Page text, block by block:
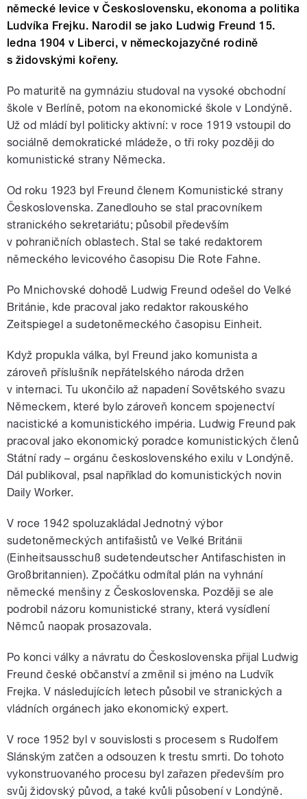
německé levice v Československu, ekonoma a politika
Ludvíka Frejku. Narodil se jako Ludwig Freund 15.
ledna 1904 v Liberci, v německojazyčné rodině
s židovskými kořeny.
Po maturitě na gymnáziu studoval na vysoké obchodní
škole v Berlíně, potom na ekonomické škole v Londýně.
Už od mládí byl politicky aktivní: v roce 1919 vstoupil do
sociálně demokratické mládeže, o tři roky později do
komunistické strany Německa.
Od roku 1923 byl Freund členem Komunistické strany
Československa. Zanedlouho se stal pracovníkem
stranického sekretariátu; působil především
v pohraničních oblastech. Stal se také redaktorem
německého levicového časopisu Die Rote Fahne.
Po Mnichovské dohodě Ludwig Freund odešel do Velké
Británie, kde pracoval jako redaktor rakouského
Zeitspiegel a sudetoněmeckého časopisu Einheit.
Když propukla válka, byl Freund jako komunista a
zároveň příslušník nepřátelského národa držen
v internaci. Tu ukončilo až napadení Sovětského svazu
Německem, které bylo zároveň koncem spojenectví
nacistické a komunistického impéria. Ludwig Freund pak
pracoval jako ekonomický poradce komunistických členů
Státní rady – orgánu československého exilu v Londýně.
Dál publikoval, psal například do komunistických novin
Daily Worker.
V roce 1942 spoluzakládal Jednotný výbor
sudetoněmeckých antifašistů ve Velké Británii
(Einheitsausschuß sudetendeutscher Antifaschisten in
Großbritannien). Zpočátku odmítal plán na vyhnání
německé menšiny z Československa. Později se ale
podrobil názoru komunistické strany, která vysídlení
Němců naopak prosazovala.
Po konci války a návratu do Československa přijal Ludwig
Freund české občanství a změnil si jméno na Ludvík
Frejka. V následujících letech působil ve stranických a
vládních orgánech jako ekonomický expert.
V roce 1952 byl v souvislosti s procesem s Rudolfem
Slánským zatčen a odsouzen k trestu smrti. Do tohoto
vykonstruovaného procesu byl zařazen především pro
svůj židovský původ, a také kvůli působení v Londýně.